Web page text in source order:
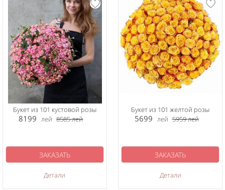
Букет из 101 кустовой розы
8199 лей 8585лей
Детали
ЗАКАЗАТЬ
Букет из 101 желтой розы
5699 лей 5959лей
Детали
ЗАКАЗАТЬ